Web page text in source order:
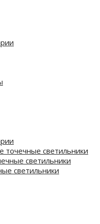
светильники
светильники
светильники